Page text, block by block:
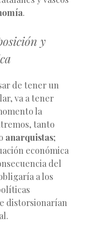
.
y
de tener un
va a tener
la
tanto
anarquistas;
económica
del
a los
distorsionarían